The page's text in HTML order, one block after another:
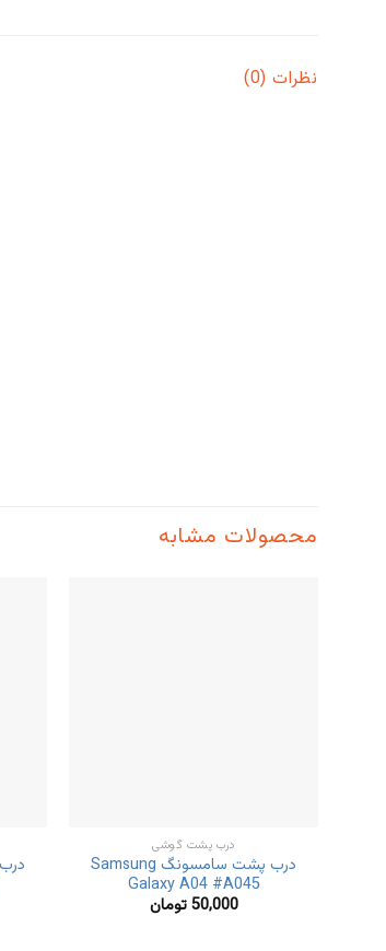
نظرات (0)
محصولات مشابه
درب پشت گوشی
درب پشت سامسونگ Samsung
Galaxy A04 #A045
50,000تومان